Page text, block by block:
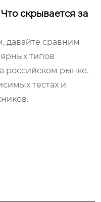
скрывается за
давайте сравним
типов
российском рынке.
тестах и